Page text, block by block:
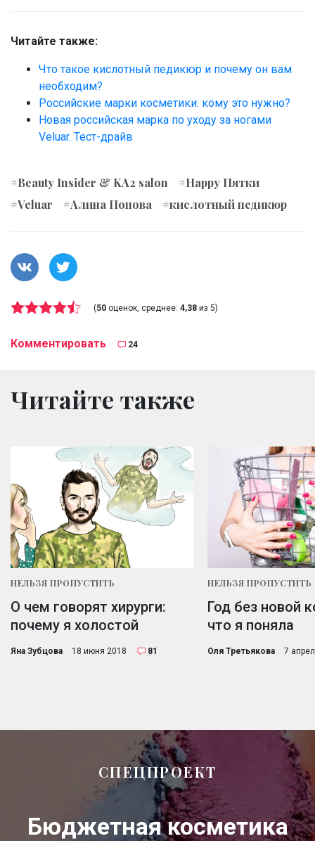
Читайте также:
Что такое кислотный педикюр и почему он вам
необходим?
Российские марки косметики: кому это нужно?
Новая российская марка по уходу за ногами
Veluar. Тест-драйв
#Beauty Insider & KA2 salon
#Happy Пятки
#Veluar
#Алина Попова #кислотный педикюр
(50 оценок, среднее: 4,38 из 5)
Комментировать 24
Читайте также
НЕЛЬЗЯ ПРОПУСТИТЬ
О чем говорят хирурги:
почему я холостой
Яна Зубцова 18 июня 2018 81
НЕЛЬЗЯ ПРОПУСТИТЬ
Год без новой
что я поняла
Оля Третьякова 7
СПЕЦПРОЕКТ
Бюджетная косметика